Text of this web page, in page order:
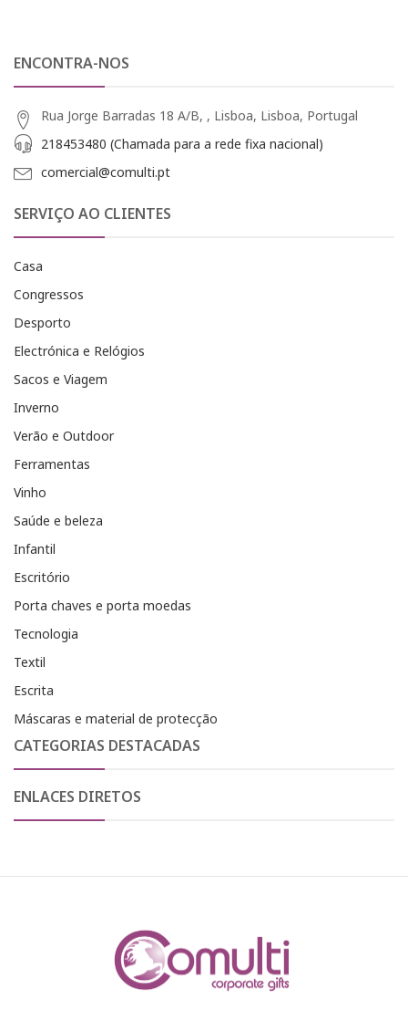
ENCONTRA-NOS
Rua Jorge Barradas 18 A/B, , Lisboa, Lisboa, Portugal
218453480 (Chamada para a rede fixa nacional)
comercial@comulti.pt
SERVIÇO AO CLIENTES
Casa
Congressos
Desporto
Electrónica e Relógios
Sacos e Viagem
Inverno
Verão e Outdoor
Ferramentas
Vinho
Saúde e beleza
Infantil
Escritório
Porta chaves e porta moedas
Tecnologia
Textil
Escrita
Máscaras e material de protecção
CATEGORIAS DESTACADAS
ENLACES DIRETOS